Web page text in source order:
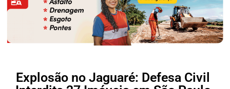
Explosão no Jaguaré: Defesa Civil